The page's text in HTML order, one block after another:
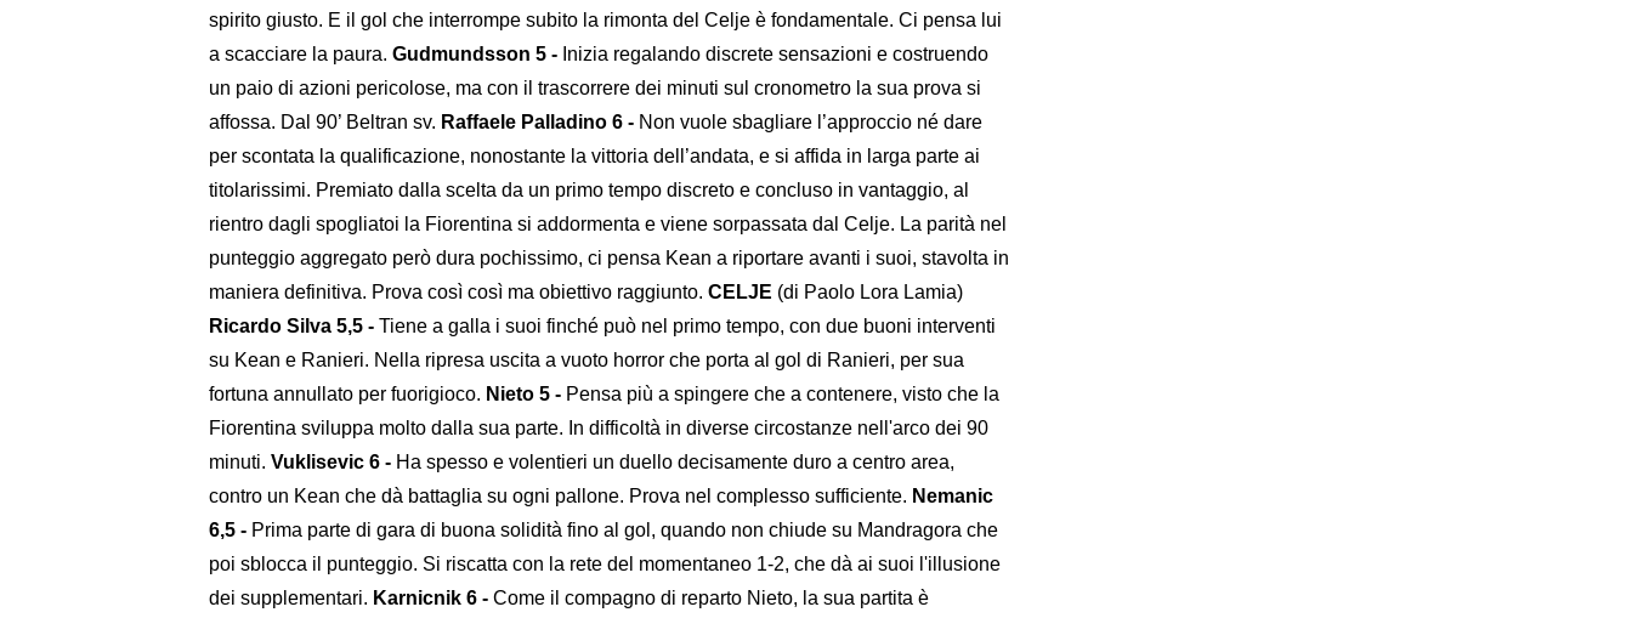
spirito giusto. E il gol che interrompe subito la rimonta del Celje è fondamentale. Ci pensa lui
a scacciare la paura. Gudmundsson 5 - Inizia regalando discrete sensazioni e costruendo
un paio di azioni pericolose, ma con il trascorrere dei minuti sul cronometro la sua prova si
affossa. Dal 90’ Beltran sv. Raffaele Palladino 6 - Non vuole sbagliare l’approccio né dare
per scontata la qualificazione, nonostante la vittoria dell’andata, e si affida in larga parte ai
titolarissimi. Premiato dalla scelta da un primo tempo discreto e concluso in vantaggio, al
rientro dagli spogliatoi la Fiorentina si addormenta e viene sorpassata dal Celje. La parità nel
punteggio aggregato però dura pochissimo, ci pensa Kean a riportare avanti i suoi, stavolta in
maniera definitiva. Prova così così ma obiettivo raggiunto. CELJE (di Paolo Lora Lamia)
Ricardo Silva 5,5 - Tiene a galla i suoi finché può nel primo tempo, con due buoni interventi
su Kean e Ranieri. Nella ripresa uscita a vuoto horror che porta al gol di Ranieri, per sua
fortuna annullato per fuorigioco. Nieto 5 - Pensa più a spingere che a contenere, visto che la
Fiorentina sviluppa molto dalla sua parte. In difficoltà in diverse circostanze nell'arco dei 90
minuti. Vuklisevic 6 - Ha spesso e volentieri un duello decisamente duro a centro area,
contro un Kean che dà battaglia su ogni pallone. Prova nel complesso sufficiente. Nemanic
6,5 - Prima parte di gara di buona solidità fino al gol, quando non chiude su Mandragora che
poi sblocca il punteggio. Si riscatta con la rete del momentaneo 1-2, che dà ai suoi l'illusione
dei supplementari. Karnicnik 6 - Come il compagno di reparto Nieto, la sua partita è